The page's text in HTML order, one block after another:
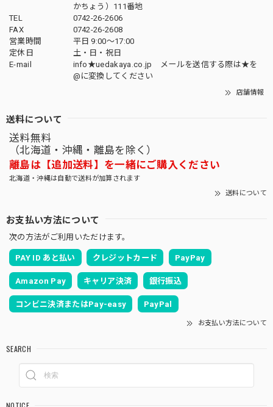
かちょう）111番地
TEL
0742-26-2606
FAX
0742-26-2608
営業時間
平日 9:00～17:00
定休日
土・日・祝日
E-mail
info★uedakaya.co.jp メールを送信する際は★を
@に変換してください
店舗情報
送料について
送料無料
（北海道・沖縄・離島を除く）
離島は【追加送料】を一緒にご購入ください
北海道・沖縄は自動で送料が加算されます
送料について
お支払い方法について
次の方法がご利用いただけます。
PAY ID あと払い クレジットカード PayPay
Amazon Pay キャリア決済 銀行振込
コンビニ決済またはPay-easy PayPal
お支払い方法について
SEARCH